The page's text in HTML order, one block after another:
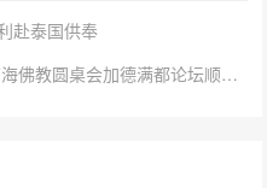
赴泰国供奉
下一篇：佛陀诞生的国土 | 2024南海佛教圆桌会加德满都论坛顺利举行